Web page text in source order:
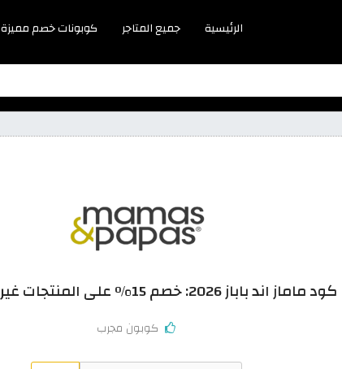
الرئيسية جميع المتاجر كوبونات خصم مميزة
كود ماماز اند باباز 2026: خصم 15% على المنتجات غير المخفّضة
كوبون مجرب